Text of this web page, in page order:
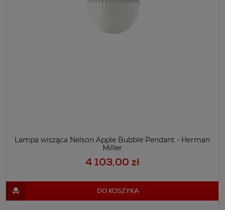
Lampa wisząca Nelson Apple Bubble Pendant - Herman
Miller
4 103,00 zł
DO KOSZYKA